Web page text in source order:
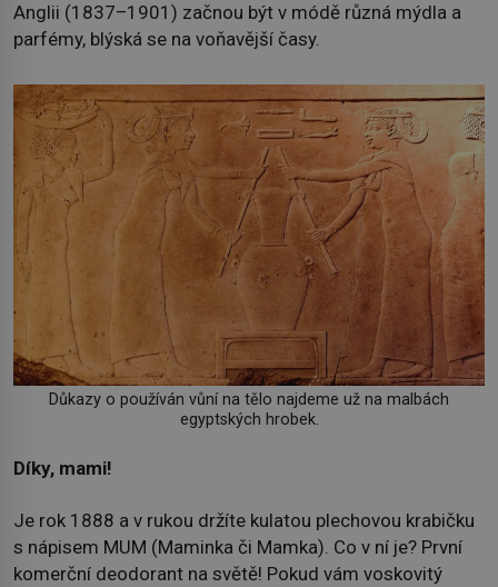
Anglii (1837–1901) začnou být v módě různá mýdla a
parfémy, blýská se na voňavější časy.
Důkazy o používán vůní na tělo najdeme už na malbách
egyptských hrobek.
Díky, mami!
Je rok 1888 a v rukou držíte kulatou plechovou krabičku
s nápisem MUM (Maminka či Mamka). Co v ní je? První
komerční deodorant na světě! Pokud vám voskovitý